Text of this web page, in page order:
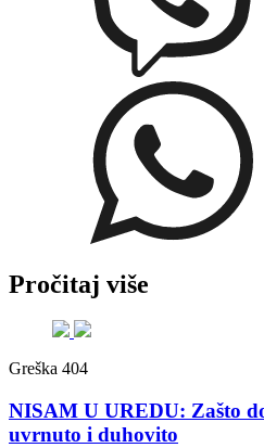
Pročitaj više
Greška 404
NISAM U UREDU: Zašto
uvrnuto i duhovito